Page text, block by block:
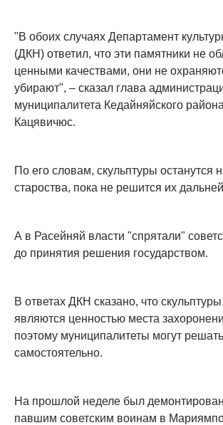
"В обоих случаях Департамент
(ДКН) ответил, что эти памятники не
ценными качествами, они не
убирают", – сказал глава
муниципалитета Кедайняйского
Кацявичюс.
По его словам, скульптуры останутся
староства, пока не решится их
А в Расейняй власти "спрятали"
до принятия решения государством.
В ответах ДКН сказано, что
являются ценностью места
поэтому муниципалитеты могут
самостоятельно.
На прошлой неделе был
павшим советским воинам в